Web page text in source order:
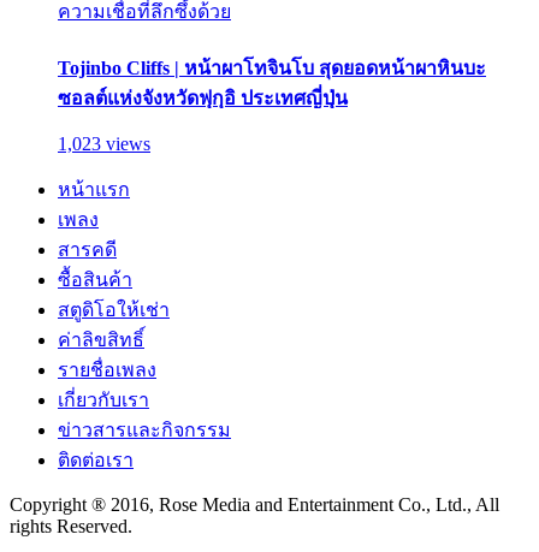
ความเชื่อที่ลึกซึ้งด้วย
Tojinbo Cliffs | หน้าผาโทจินโบ สุดยอดหน้าผาหินบะ
ซอลต์แห่งจังหวัดฟุกุอิ ประเทศญี่ปุ่น
1,023 views
หน้าแรก
เพลง
สารคดี
ซื้อสินค้า
สตูดิโอให้เช่า
ค่าลิขสิทธิ์
รายชื่อเพลง
เกี่ยวกับเรา
ข่าวสารและกิจกรรม
ติดต่อเรา
Copyright ® 2016, Rose Media and Entertainment Co., Ltd., All
rights Reserved.